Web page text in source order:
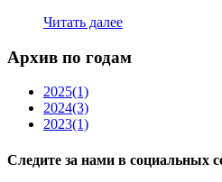
Читать далее
Архив по годам
2025(1)
2024(3)
2023(1)
Следите за нами в социальных